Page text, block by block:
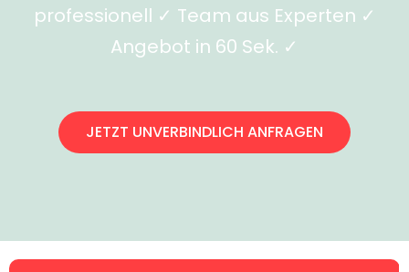
professionell ✓ Team aus Experten ✓
Angebot in 60 Sek. ✓
JETZT UNVERBINDLICH ANFRAGEN